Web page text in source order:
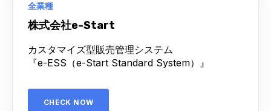
全業種
株式会社e-Start
カスタマイズ型販売管理システム
『e-ESS（e-Start Standard System）』
CHECK NOW